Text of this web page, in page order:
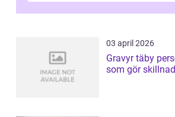
03 april 2026
Gravyr täby personliga detaljer
som gör skillnad